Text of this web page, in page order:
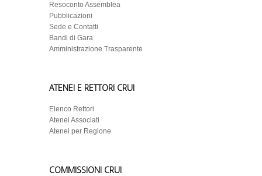
Resoconto Assemblea
Pubblicazioni
Sede e Contatti
Bandi di Gara
Amministrazione Trasparente
ATENEI E RETTORI CRUI
Elenco Rettori
Atenei Associati
Atenei per Regione
COMMISSIONI CRUI